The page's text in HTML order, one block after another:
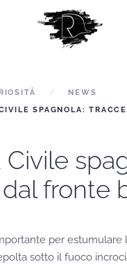
NEWS
SPAGNOLA:
Civile
fronte
per estumulare
sotto il fuoco